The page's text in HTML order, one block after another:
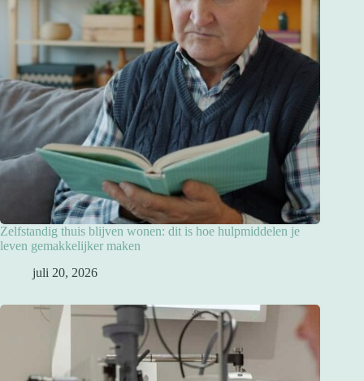
Zelfstandig thuis blijven wonen: dit is hoe hulpmiddelen je
leven gemakkelijker maken
juli 20, 2026